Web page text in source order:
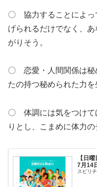
〇 協力することによっ
げられるだけでなく、
がりそう。
〇 恋愛・人間関係は秘
たの持つ秘められた力を
〇 体調には気をつけて
りとし、こまめに体力
【日
7月14
スピリ